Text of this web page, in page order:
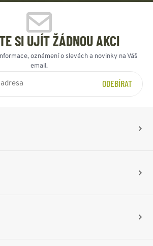
SI UJÍT ŽÁDNOU AKCI
oznámení o slevách a novinky na Váš
email.
ODEBÍRAT